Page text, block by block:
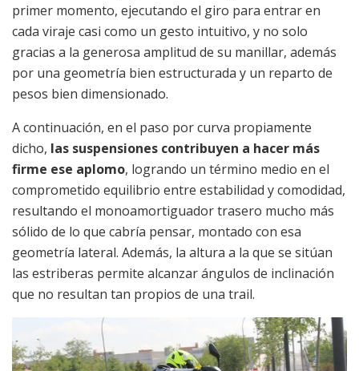
primer momento, ejecutando el giro para entrar en
cada viraje casi como un gesto intuitivo, y no solo
gracias a la generosa amplitud de su manillar, además
por una geometría bien estructurada y un reparto de
pesos bien dimensionado.
A continuación, en el paso por curva propiamente
dicho, las suspensiones contribuyen a hacer más
firme ese aplomo, logrando un término medio en el
comprometido equilibrio entre estabilidad y comodidad,
resultando el monoamortiguador trasero mucho más
sólido de lo que cabría pensar, montado con esa
geometría lateral. Además, la altura a la que se sitúan
las estriberas permite alcanzar ángulos de inclinación
que no resultan tan propios de una trail.